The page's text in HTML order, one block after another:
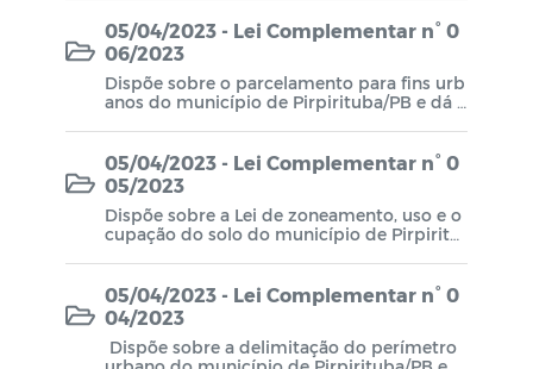
05/04/2023 - Lei Complementar n° 0
06/2023
Dispõe sobre o parcelamento para fins urb
anos do município de Pirpirituba/PB e dá o
05/04/2023 - Lei Complementar n° 0
05/2023
Dispõe sobre a Lei de zoneamento, uso e o
cupação do solo do município de Pirpiritu
05/04/2023 - Lei Complementar n° 0
04/2023
Dispõe sobre a delimitação do perímetro